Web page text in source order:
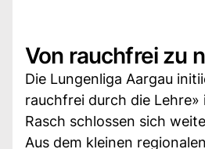
Von rauchfrei zu
Die Lungenliga Aargau
rauchfrei durch die Lehre»
Rasch schlossen sich
Aus dem kleinen